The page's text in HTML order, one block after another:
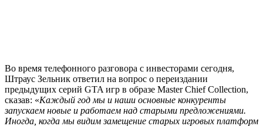
Во время телефонного разговора с инвесторами сегодня,
Штраус Зельник ответил на вопрос о переиздании
предыдущих серий GTA игр в образе Master Chief Collection,
сказав: «Каждый год мы и наши основные конкуренты
запускаем новые и работаем над старыми предложениями.
Иногда, когда мы видим замещение старых игровых платформ